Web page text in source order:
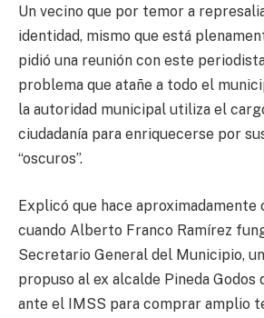
Un vecino que por temor a
identidad, mismo que está
pidió una reunión con este
problema que atañe a todo el
la autoridad municipal utiliza el
ciudadanía para enriquecerse por
“oscuros”.
Explicó que hace aproximadamente
cuando Alberto Franco Ramírez
Secretario General del Municipio,
propuso al ex alcalde Pineda Godos
ante el IMSS para comprar amplio